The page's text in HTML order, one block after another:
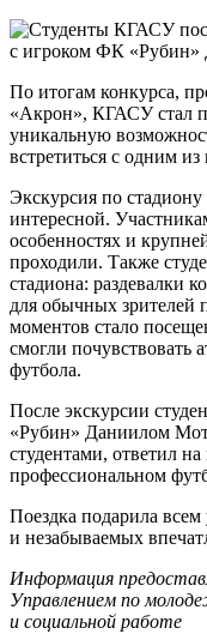
По итогам конкурса,
«Акрон», КГАСУ стал
уникальную
встретиться с одним
Экскурсия по
интересной.
особенностях и
проходили. Также
стадиона: раздевалки
для обычных зрителей
моментов стало
смогли почувствовать
футбола.
После экскурсии
«Рубин» Даниилом
студентами, ответил
профессиональном
Поездка подарила
и незабываемых
Информация
Управлением по
и социальной работе